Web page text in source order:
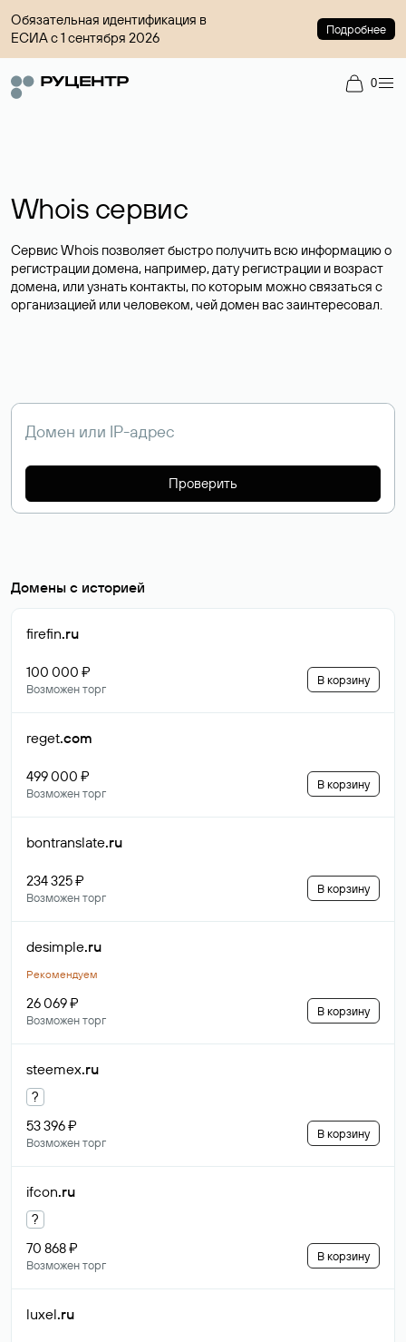
Обязательная идентификация в
ЕСИА с 1 сентября 2026
Подробнее
0
Whois сервис
Сервис Whois позволяет быстро получить всю информацию о
регистрации домена, например, дату регистрации и возраст
домена, или узнать контакты, по которым можно связаться с
организацией или человеком, чей домен вас заинтересовал.
Проверить
Домены с историей
firefin.ru
100 000 ₽
Возможен торг
В корзину
reget.com
499 000 ₽
Возможен торг
В корзину
bontranslate.ru
234 325 ₽
Возможен торг
В корзину
desimple.ru
Рекомендуем
26 069 ₽
Возможен торг
В корзину
steemex.ru
?
53 396 ₽
Возможен торг
В корзину
ifcon.ru
?
70 868 ₽
Возможен торг
В корзину
luxel.ru